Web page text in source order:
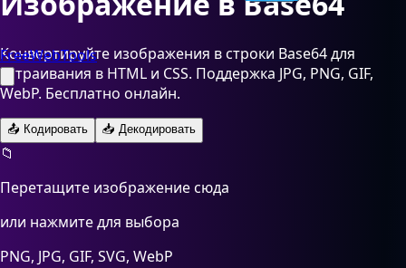
FreeWebTools
Конвертируйте изображения в строки Base64 для
встраивания в HTML и CSS. Поддержка JPG, PNG, GIF,
WebP. Бесплатно онлайн.
📤 Кодировать 📥 Декодировать
📁
Перетащите изображение сюда
или нажмите для выбора
PNG, JPG, GIF, SVG, WebP